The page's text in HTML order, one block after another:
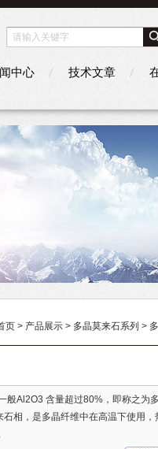
中心 技术文章
页 > 产品展示 > 多晶莫来石系列 >
般Al2O3 含量超过80%，即称之为
相，是多晶纤维中在高温下使用，